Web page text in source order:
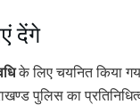
देंगे
के लिए चयनित किया
पुलिस का